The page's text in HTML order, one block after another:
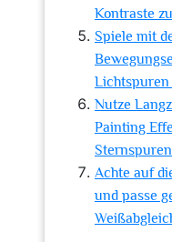
Kontraste
Spiele mit
Lichtspuren
Nutze
Painting
Achte auf
und passe